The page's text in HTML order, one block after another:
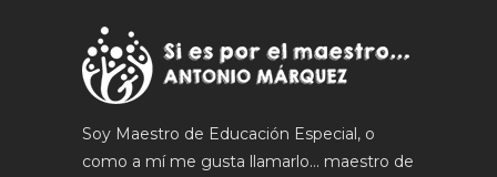
Soy Maestro de Educación Especial, o
como a mí me gusta llamarlo... maestro de